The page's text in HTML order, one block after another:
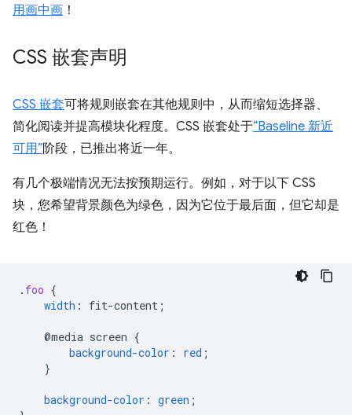
用画中画 ！
CSS 嵌套声明
CSS 嵌套可将规则嵌套在其他规则中，从而缩短选择器、
简化阅读并提高模块化程度。CSS 嵌套处于“Baseline 新近
可用”阶段，已推出将近一年。
有几个极端情况无法按预期运行。例如，对于以下 CSS
块，您希望背景颜色为绿色，因为它位于最后面，但它却是
红色！
. foo {
width : fit-content ;
@media screen {
background-color : red ;
}
background-color : green ;